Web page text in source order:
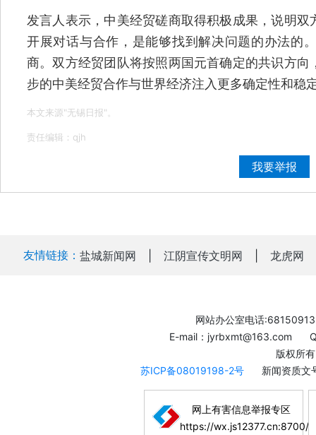
发言人表示，中美经贸磋商取得积极成果，说明
开展对话与合作，是能够找到解决问题的办法的
商。双方经贸团队将按照两国元首确定的共识方
步的中美经贸合作与世界经济注入更多确定性和稳
本文来源"无锡日报"。
责任编辑：qjh
我要举报
友情链接： 盐城新闻网 江阴宣传文明网 龙虎网
网站办公室电话:68150913
E-mail：jyrbxmt@163.com
版权所
苏ICP备08019198-2号
新闻资质
网上有害信息举报专区
https://wx.js12377.cn:8700/